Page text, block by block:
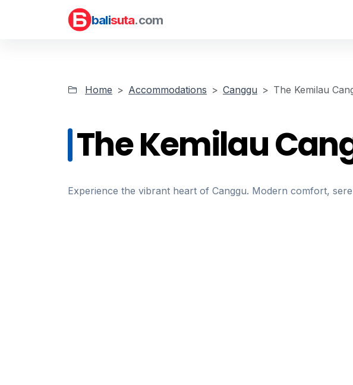
balisuta.com
Home Accommodations Canggu The Kemilau
The Kemilau
Experience the vibrant heart of Canggu. Modern comfort,